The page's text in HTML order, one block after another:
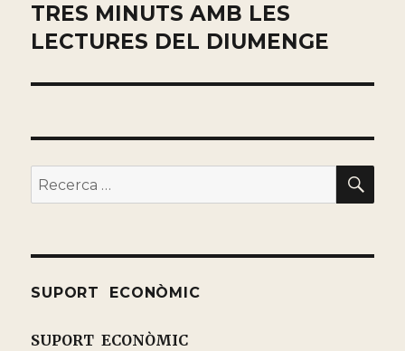
Entrada
siguiente:
TRES MINUTS AMB LES
LECTURES DEL DIUMENGE
Buscar
por:
SUPORT ECONÒMIC
SUPORT ECONÒMIC